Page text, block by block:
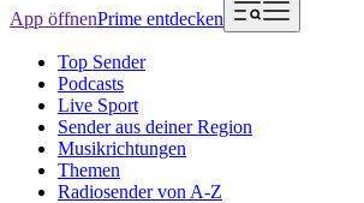
App öffnenPrime entdecken
Top Sender
Podcasts
Live Sport
Sender aus deiner Region
Musikrichtungen
Themen
Radiosender von A-Z